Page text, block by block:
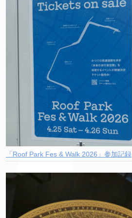
「Roof Park Fes & Walk 2026」参加記録